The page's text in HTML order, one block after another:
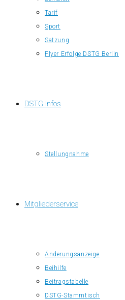
Tarif
Sport
Satzung
Flyer Erfolge DSTG Berlin
DSTG Infos
Stellungnahme
Mitgliederservice
Änderungsanzeige
Beihilfe
Beitragstabelle
DSTG-Stammtisch